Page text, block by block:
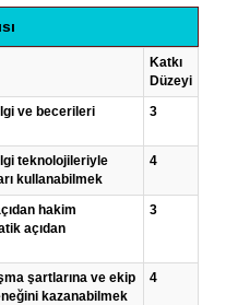
Katkı
Düzeyi
ve becerileri
3
teknolojileriyle
kullanabilmek
4
hakim
açıdan
3
şartlarına ve ekip
kazanabilmek
4